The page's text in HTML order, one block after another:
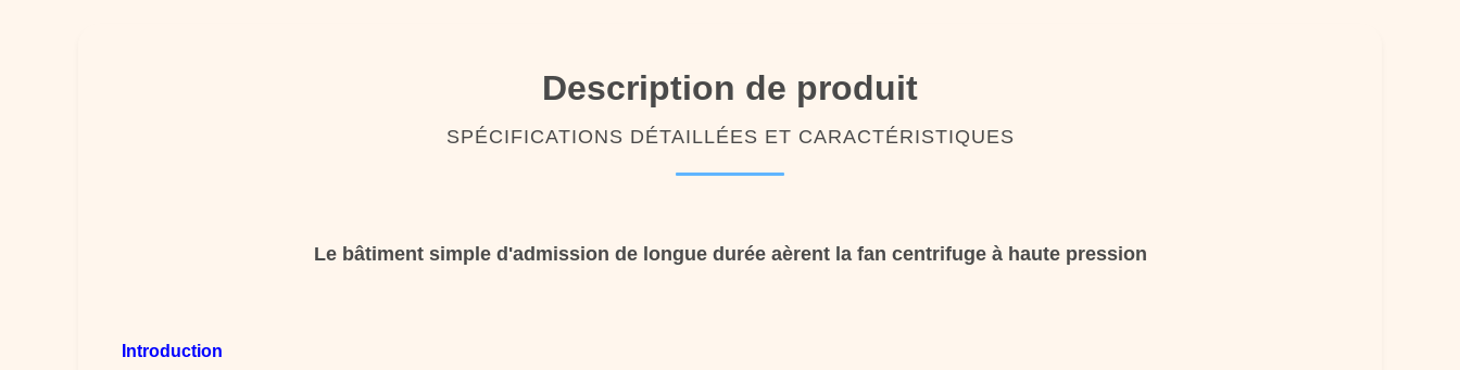
Description de produit
SPÉCIFICATIONS DÉTAILLÉES ET CARACTÉRISTIQUES
Le bâtiment simple d'admission de longue durée aèrent la fan centrifuge à haute pression
Introduction